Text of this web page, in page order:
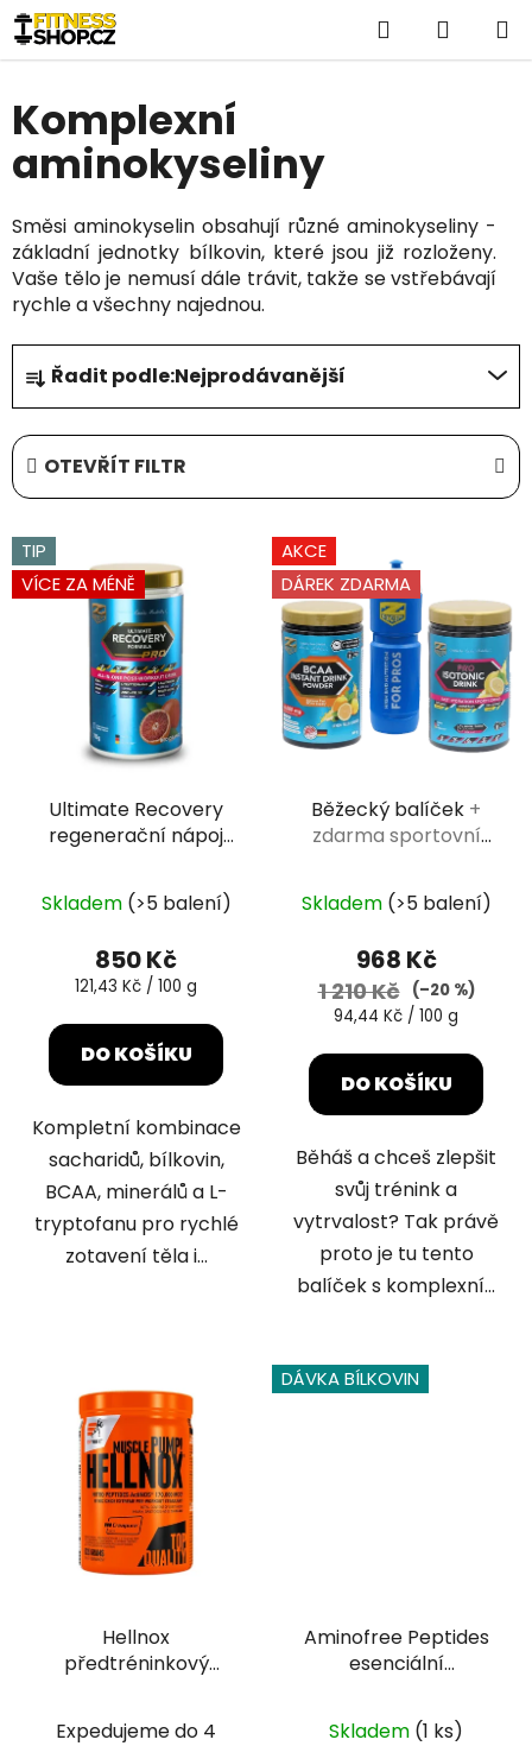
Přejít
na
obsah
Hledat
KOŠÍK
Komplexní
aminokyseliny
Směsi aminokyselin obsahují různé aminokyseliny -
základní jednotky bílkovin, které jsou již rozloženy.
Vaše tělo je nemusí dále trávit, takže se vstřebávají
rychle a všechny najednou.
Ř
a
z
e
n
p
r
o
Řadit podle:Nejprodávanější
OTEVŘÍT FILTR
V
ý
p
TIP
VÍCE ZA MÉNĚ
Ultimate Recovery
regenerační nápoj
700g
hodnocení
produktu
je
z
Skladem (>5 balení)
850 Kč
Měrná
121,43 Kč / 100 g
DO KOŠÍKU
Kompletní kombinace
sacharidů, bílkovin,
BCAA, minerálů a L-
tryptofanu pro rychlé
zotavení těla i...
AKCE
DÁREK ZDARMA
Běžecký balíček +
zdarma sportovní
Skladem (>5 balení)
968 Kč
1 210 Kč
(–20 %)
Měrná
94,44 Kč / 100 g
DO KOŠÍKU
Běháš a chceš zlepšit
svůj trénink a
vytrvalost? Tak právě
proto je tu tento
balíček s komplexní...
Hellnox
předtréninkový
Expedujeme do 4
DÁVKA BÍLKOVIN
Aminofree Peptides
esenciální
peptidy 400 g
Skladem (1 ks)